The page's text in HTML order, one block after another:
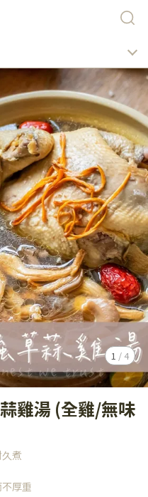
1 / 4
雞湯 (全雞/無味
煮
厚重